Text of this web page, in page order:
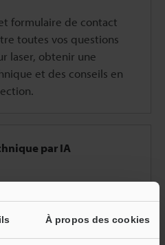
À propos des cookies
formulaire de contact
toutes vos questions
laser, obtenir une
et des conseils en
par IA